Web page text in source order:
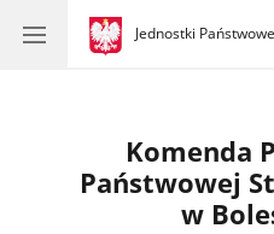
gov.pl
Jednostki
gov.pl
Jednostki
Komenda
Państwowej
w